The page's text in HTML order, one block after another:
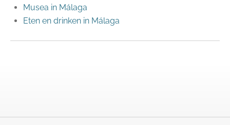
Musea in Málaga
Eten en drinken in Málaga